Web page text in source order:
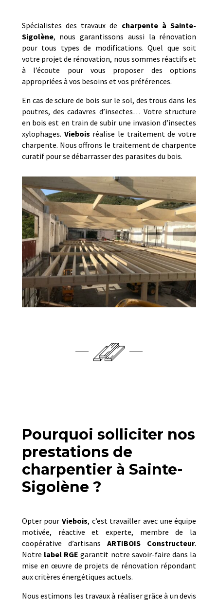
Spécialistes des travaux de charpente à Sainte-
Sigolène, nous garantissons aussi la rénovation
pour tous types de modifications. Quel que soit
votre projet de rénovation, nous sommes réactifs et
à l’écoute pour vous proposer des options
appropriées à vos besoins et vos préférences.
En cas de sciure de bois sur le sol, des trous dans les
poutres, des cadavres d’insectes… Votre structure
en bois est en train de subir une invasion d’insectes
xylophages. Viebois réalise le traitement de votre
charpente. Nous offrons le traitement de charpente
curatif pour se débarrasser des parasites du bois.
Pourquoi solliciter nos
prestations de
charpentier à Sainte-
Sigolène ?
Opter pourViebois, c’est travailler avec une équipe
motivée, réactive et experte, membre de la
coopérative d’artisansARTIBOIS Constructeur.
Notre label RGE garantit notre savoir-faire dans la
mise en œuvre de projets de rénovation répondant
aux critères énergétiques actuels.
Nous estimons les travaux à réaliser grâce à un devis